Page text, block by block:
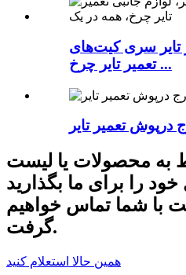
تایر سری کیت‌های
تعمیر تایر چرخ ...
درپوش تعمیر تایر
به محصولات یا لیست
را برای ما بگذارید
24 ساعت با شما تماس خواهیم
گرفت.
همین حالا استعلام کنید